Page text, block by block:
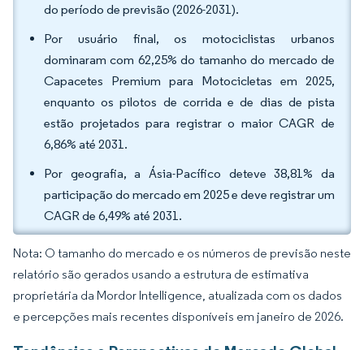
do período de previsão (2026-2031).
Por usuário final, os motociclistas urbanos
dominaram com 62,25% do tamanho do mercado de
Capacetes Premium para Motocicletas em 2025,
enquanto os pilotos de corrida e de dias de pista
estão projetados para registrar o maior CAGR de
6,86% até 2031.
Por geografia, a Ásia-Pacífico deteve 38,81% da
participação do mercado em 2025 e deve registrar um
CAGR de 6,49% até 2031.
Nota: O tamanho do mercado e os números de previsão neste
relatório são gerados usando a estrutura de estimativa
proprietária da Mordor Intelligence, atualizada com os dados
e percepções mais recentes disponíveis em janeiro de 2026.